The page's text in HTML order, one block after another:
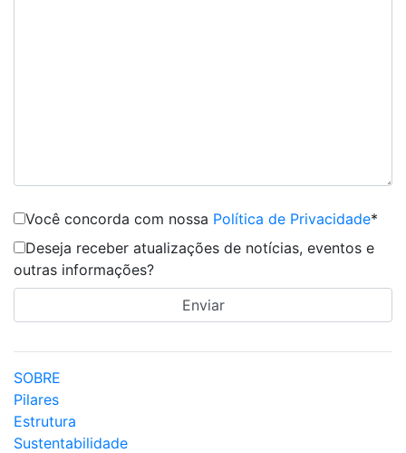
Você concorda com nossa Política de Privacidade*
Deseja receber atualizações de notícias, eventos e
outras informações?
SOBRE
Pilares
Estrutura
Sustentabilidade